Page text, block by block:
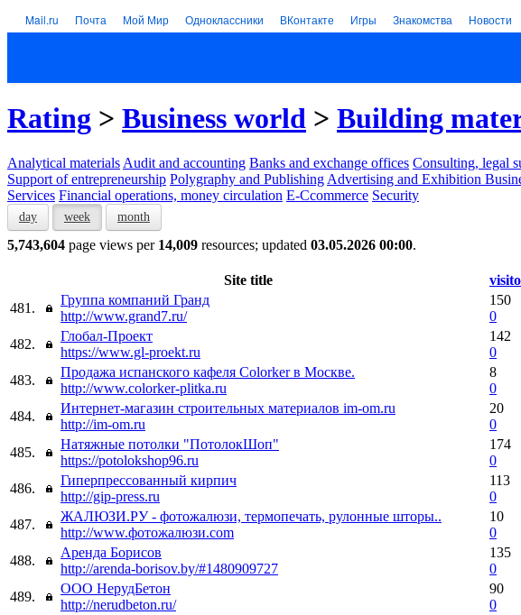
Mail.ru Почта Мой Мир Одноклассники ВКонтакте Игры Знакомства Новости
Rating > Business world > Building
Analytical materials Audit and accounting Banks and exchange offices Consulting, legal
Support of entrepreneurship Polygraphy and Publishing Advertising and Exhibition
Services Financial operations, money circulation E-Ccommerce Security
day week month
5,743,604 page views per 14,009 resources; updated 03.05.2026 00:00.
Site title
481.
Группа компаний Гранд
http://www.grand7.ru/
150
0
482.
Глобал-Проект
https://www.gl-proekt.ru
142
0
483.
Продажа испанского кафеля Colorker в Москве.
http://www.colorker-plitka.ru
8
0
484.
Интернет-магазин строительных материалов im-om.ru
http://im-om.ru
20
0
485.
Натяжные потолки "ПотолокШоп"
https://potolokshop96.ru
174
0
486.
Гиперпрессованный кирпич
http://gip-press.ru
113
0
487.
ЖАЛЮЗИ.РУ - фотожалюзи, термопечать, рулонные шторы..
http://www.фотожалюзи.com
10
0
488.
Аренда Борисов
http://arenda-borisov.by/#1480909727
135
0
489.
ООО НерудБетон
http://nerudbeton.ru/
90
0